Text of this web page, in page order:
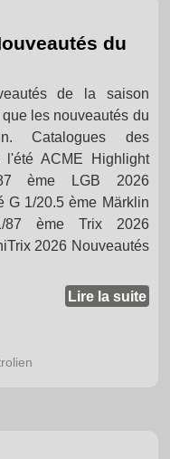
du
de la saison
les nouveautés du
Catalogues des
l'été ACME Highlight
ème LGB 2026
G 1/20.5 ème Märklin
87 ème Trix 2026
2026 Nouveautés
Lire la suite